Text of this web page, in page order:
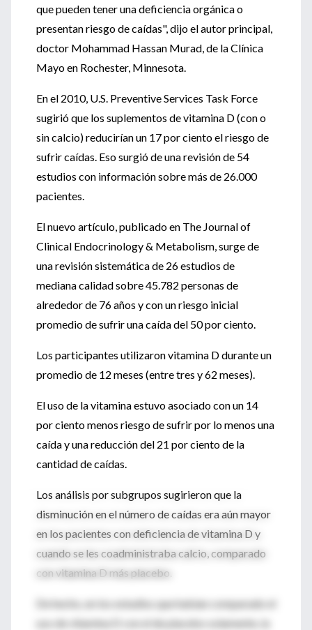
que pueden tener una deficiencia orgánica o
presentan riesgo de caídas", dijo el autor principal,
doctor Mohammad Hassan Murad, de la Clínica
Mayo en Rochester, Minnesota.
En el 2010, U.S. Preventive Services Task Force
sugirió que los suplementos de vitamina D (con o
sin calcio) reducirían un 17 por ciento el riesgo de
sufrir caídas. Eso surgió de una revisión de 54
estudios con información sobre más de 26.000
pacientes.
El nuevo artículo, publicado en The Journal of
Clinical Endocrinology & Metabolism, surge de
una revisión sistemática de 26 estudios de
mediana calidad sobre 45.782 personas de
alrededor de 76 años y con un riesgo inicial
promedio de sufrir una caída del 50 por ciento.
Los participantes utilizaron vitamina D durante un
promedio de 12 meses (entre tres y 62 meses).
El uso de la vitamina estuvo asociado con un 14
por ciento menos riesgo de sufrir por lo menos una
caída y una reducción del 21 por ciento de la
cantidad de caídas.
Los análisis por subgrupos sugirieron que la
disminución en el número de caídas era aún mayor
en los pacientes con deficiencia de vitamina D y
cuando se les coadministraba calcio, comparado
con vitamina D más placebo.
De hecho, en los estudios que habían comparado el
uso de vitamina D con el de placebo solamente, la